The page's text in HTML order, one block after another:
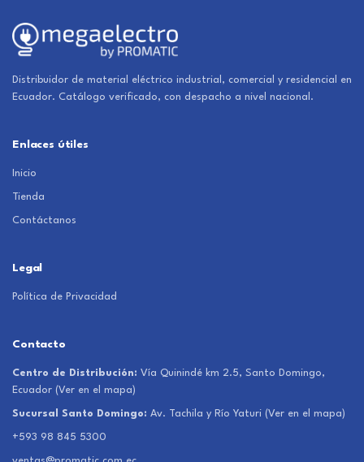
Distribuidor de material eléctrico industrial, comercial y residencial en
Ecuador. Catálogo verificado, con despacho a nivel nacional.
Enlaces útiles
Inicio
Tienda
Contáctanos
Legal
Política de Privacidad
Contacto
Centro de Distribución: Vía Quinindé km 2.5, Santo Domingo,
Ecuador (Ver en el mapa)
Sucursal Santo Domingo: Av. Tachila y Río Yaturi (Ver en el mapa)
+593 98 845 5300